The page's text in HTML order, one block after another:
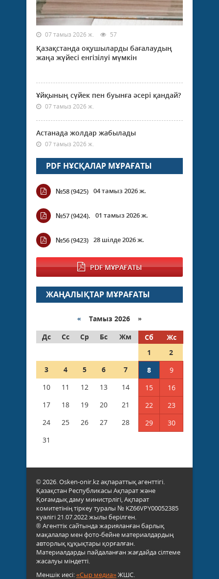
07 тамыз 2026 ж. 57
Қазақстанда оқушыларды бағалаудың
жаңа жүйесі енгізілуі мүмкін
Ұйқының сүйек пен буынға әсері қандай?
07 тамыз 2026 ж.
Астанада жолдар жабылады
07 тамыз 2026 ж.
PDF НҰСҚАЛАР МҰРАҒАТЫ
№58 (9425) 04 тамыз 2026 ж.
№57 (9424). 01 тамыз 2026 ж.
№56 (9423) 28 шілде 2026 ж.
PDF МҰРАҒАТЫ
ЖАҢАЛЫҚТАР МҰРАҒАТЫ
« Тамыз 2026 »
Дс
Сс Ср Бс Жм Сб
Жс
1
2
3
4 5 6 7 8
9
10
11 12 13 14 15
16
17
18 19 20 21 22
23
24
25 26 27 28 29
30
31
© 2026. Osken-onir.kz ақпараттық агенттігі.
Қазақстан Республикасы Ақпарат және
Қоғамдық даму министрлігі, Ақпарат
комитетінің тіркеу туралы № KZ66VPY00052385
куәлігі 21.07.2022 жылы берілген.
® Агенттік сайтында жарияланған барлық
мақалалар мен фото-бейне материалдардың
авторлық құқықтары қорғалған.
Материалдарды пайдаланған жағдайда сілтеме
жасалуы міндетті.
Меншік иесі:«Сыр медиа»ЖШС.